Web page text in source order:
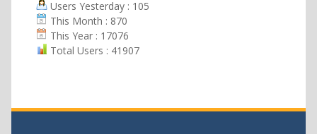
Users Yesterday : 105
This Month : 870
This Year : 17076
Total Users : 41907